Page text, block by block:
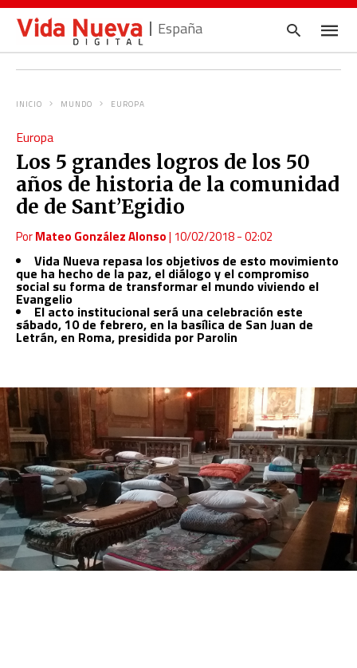
España
pulsa
en
INICIO MUNDO EUROPA
Europa
Los 5 grandes logros de los 50
años de historia de la comunidad
de de Sant’Egidio
PorMateo González Alonso| 10/02/2018 - 02:02
Vida Nueva repasa los objetivos de esto movimiento
que ha hecho de la paz, el diálogo y el compromiso
social su forma de transformar el mundo viviendo el
Evangelio
El acto institucional será una celebración este
sábado, 10 de febrero, en la basílica de San Juan de
Letrán, en Roma, presidida por Parolin